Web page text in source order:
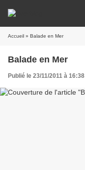
Accueil » Balade en Mer
Balade en Mer
Publié le 23/11/2011 à 16:38